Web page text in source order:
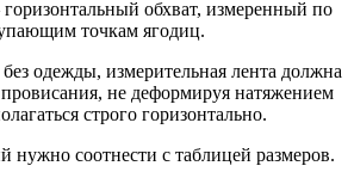
горизонтальный обхват, измеренный по
точкам ягодиц.
одежды, измерительная лента должна
провисания, не деформируя натяжением
строго горизонтально.
нужно соотнести с таблицей размеров.